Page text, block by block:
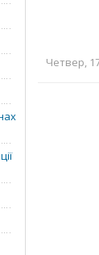
Четвер,